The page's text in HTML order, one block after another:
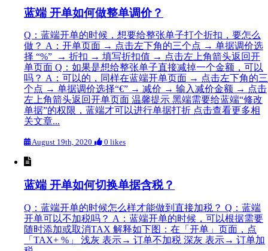
蓝端 开单如何做整单调价？
Q：蓝端开单的时候，想要给整张单子打个折扣，要怎么
做？ A：开单页面 → 点击左下角的三个点 → 单据调价选
择 “%” → 折扣 → 填写折扣值 → 点击左上角箭头返回开
单页面 Q：如果是想给整张单子直接减掉一个金额，可以
吗？ A：可以的，同样在蓝端开单页面 → 点击左下角的三
个点 → 单据调价选择“€” → 减价 → 输入减价金额 → 点击
左上角箭头返回开单页面 温馨提示 黑端需要给蓝端“修改
单据”的权限，蓝端才可以进行单据打折 点击查看更多相
关文章...
August 19th, 2020 0 likes
蓝端 开单如何切换单据含税？
Q：蓝端开单的时候怎么样才能做到直接加税？ Q：蓝端
开单可以不加税吗？ A：蓝端开单的时候，可以根据需要
随时添加或取消TAX 解释如下图：在「开单」页面，点
「TAX+ %」 浅灰 表示→ 订单不加税 深灰 表示→ 订单加